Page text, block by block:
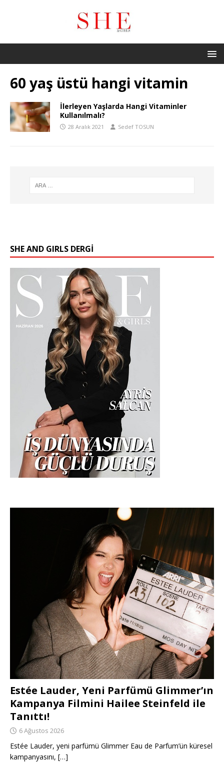
60 yaş üstü hangi vitamin
İlerleyen Yaşlarda Hangi Vitaminler
Kullanılmalı?
28 Aralık 2021 Sedef TOSUN
SHE AND GIRLS DERGİ
Estée Lauder, Yeni Parfümü Glimmer’ın
Kampanya Filmini Hailee Steinfeld ile
Tanıttı!
6 Ağustos 2026
Estée Lauder, yeni parfümü Glimmer Eau de Parfum’ün küresel
kampanyasını, […]